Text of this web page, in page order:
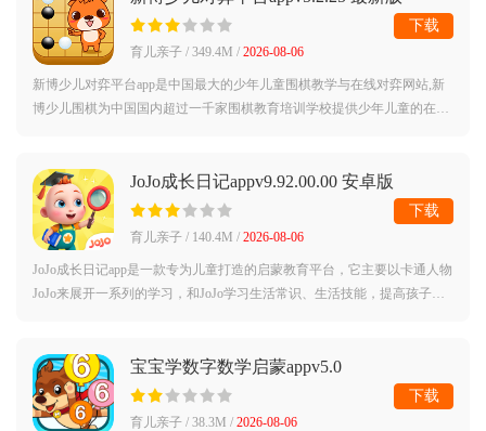
育儿亲子 / 349.4M / 2026-08-06
新博少儿对弈平台app是中国最大的少年儿童围棋教学与在线对弈网站,新
博少儿围棋为中国国内超过一千家围棋教育培训学校提供少年儿童的在线
下载
JoJo成长日记appv9.92.00.00 安卓版
育儿亲子 / 140.4M / 2026-08-06
JoJo成长日记app是一款专为儿童打造的启蒙教育平台，它主要以卡通人物
JoJo来展开一系列的学习，和JoJo学习生活常识、生活技能，提高孩子的
下载
宝宝学数字数学启蒙appv5.0
育儿亲子 / 38.3M / 2026-08-06
下载